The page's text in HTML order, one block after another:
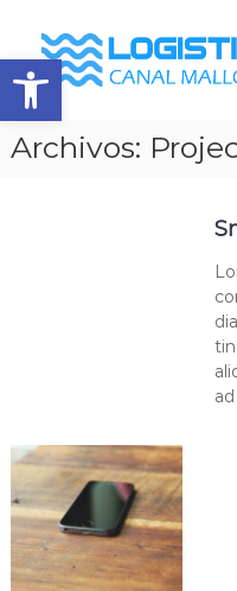
Abrir barra de
content
Logística
Canal
Mallorca
Operador
de
Archivos: